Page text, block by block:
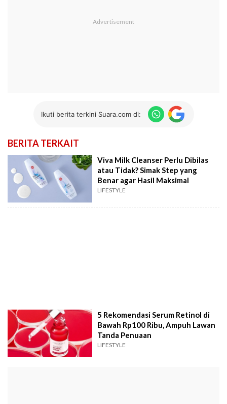
Ikuti berita terkini Suara.com di:
BERITA TERKAIT
Viva Milk Cleanser Perlu Dibilas
atau Tidak? Simak Step yang
Benar agar Hasil Maksimal
LIFESTYLE
5 Rekomendasi Serum Retinol di
Bawah Rp100 Ribu, Ampuh Lawan
Tanda Penuaan
LIFESTYLE